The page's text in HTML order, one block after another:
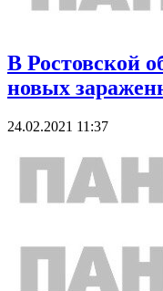
В Ростовской
новых
24.02.2021 11:37